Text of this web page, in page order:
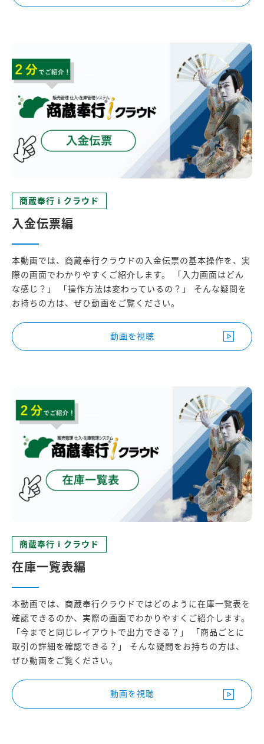
商蔵奉行 i クラウド
入金伝票編
本動画では、商蔵奉行クラウドの入金伝票の基本操作を、実
際の画面でわかりやすくご紹介します。 「入力画面はどん
な感じ？」 「操作方法は変わっているの？」 そんな疑問を
お持ちの方は、ぜひ動画をご覧ください。
動画を視聴
商蔵奉行 i クラウド
在庫一覧表編
本動画では、商蔵奉行クラウドではどのように在庫一覧表を
確認できるのか、実際の画面でわかりやすくご紹介します。
「今までと同じレイアウトで出力できる？」 「商品ごとに
取引の詳細を確認できる？」 そんな疑問をお持ちの方は、
ぜひ動画をご覧ください。
動画を視聴